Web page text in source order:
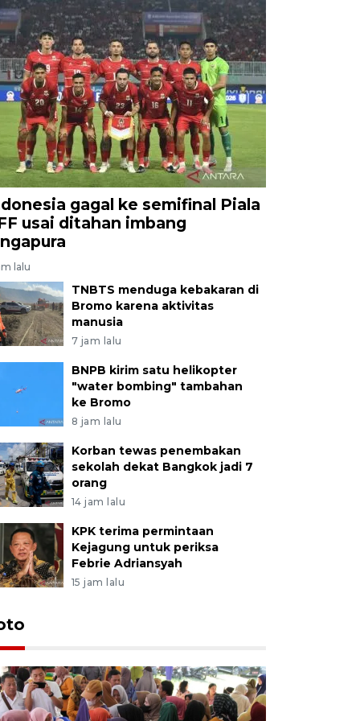
gagal ke semifinal Piala
usai ditahan imbang
lalu
TNBTS menduga kebakaran di
Bromo karena aktivitas
manusia
7 jam lalu
BNPB kirim satu helikopter
"water bombing" tambahan
ke Bromo
8 jam lalu
Korban tewas penembakan
sekolah dekat Bangkok jadi 7
orang
14 jam lalu
KPK terima permintaan
Kejagung untuk periksa
Febrie Adriansyah
15 jam lalu